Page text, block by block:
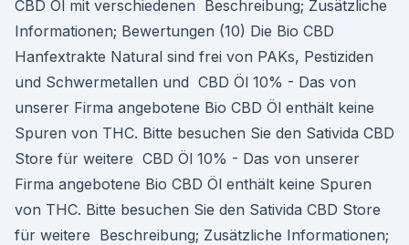
CBD Öl mit verschiedenen Beschreibung; Zusätzliche
Informationen; Bewertungen (10) Die Bio CBD
Hanfextrakte Natural sind frei von PAKs, Pestiziden
und Schwermetallen und CBD Öl 10% - Das von
unserer Firma angebotene Bio CBD Öl enthält keine
Spuren von THC. Bitte besuchen Sie den Sativida CBD
Store für weitere CBD Öl 10% - Das von unserer
Firma angebotene Bio CBD Öl enthält keine Spuren
von THC. Bitte besuchen Sie den Sativida CBD Store
für weitere Beschreibung; Zusätzliche Informationen;